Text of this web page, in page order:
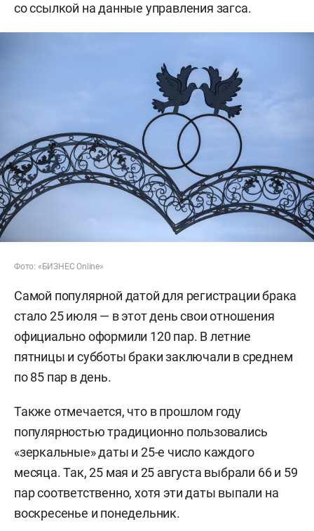
со ссылкой на данные управления загса.
Фото: «БИЗНЕС Online»
Самой популярной датой для регистрации брака
стало 25 июля — в этот день свои отношения
официально оформили 120 пар. В летние
пятницы и субботы браки заключали в среднем
по 85 пар в день.
Также отмечается, что в прошлом году
популярностью традиционно пользовались
«зеркальные» даты и 25-е число каждого
месяца. Так, 25 мая и 25 августа выбрали 66 и 59
пар соответственно, хотя эти даты выпали на
воскресенье и понедельник.